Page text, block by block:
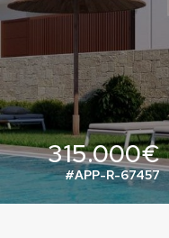
315.000€
#APP-R-67457